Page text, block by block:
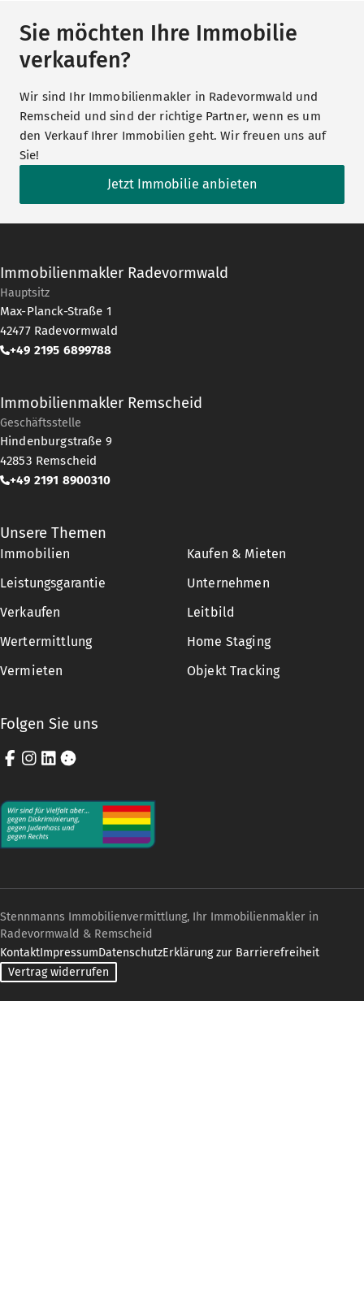
Sie möchten Ihre Immobilie
verkaufen?
Wir sind Ihr Immobilienmakler in Radevormwald und
Remscheid und sind der richtige Partner, wenn es um
den Verkauf Ihrer Immobilien geht. Wir freuen uns auf
Sie!
Jetzt Immobilie anbieten
Immobilienmakler Radevormwald
Hauptsitz
Max-Planck-Straße 1
42477 Radevormwald
+49 2195 6899788
Immobilienmakler Remscheid
Geschäftsstelle
Hindenburgstraße 9
42853 Remscheid
+49 2191 8900310
Unsere Themen
Immobilien
Kaufen & Mieten
Leistungsgarantie
Unternehmen
Verkaufen
Leitbild
Wertermittlung
Home Staging
Vermieten
Objekt Tracking
Folgen Sie uns
Facebook
Instagram
LinkedIn
Cookie-Einstellungen
Stennmanns Immobilienvermittlung, Ihr Immobilienmakler in
Radevormwald & Remscheid
KontaktImpressumDatenschutzErklärung zur Barrierefreiheit
Vertrag widerrufen